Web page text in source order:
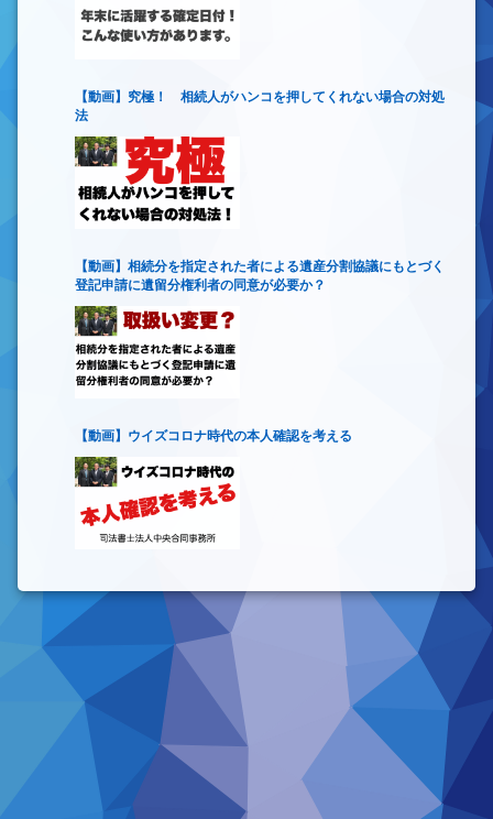
【動画】究極！ 相続人がハンコを押してくれない場合の対処
法
【動画】相続分を指定された者による遺産分割協議にもとづく
登記申請に遺留分権利者の同意が必要か？
【動画】ウイズコロナ時代の本人確認を考える